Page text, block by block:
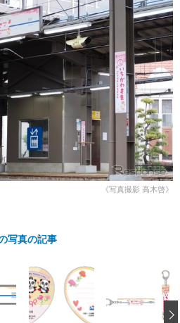
沖縄
愛車 File
ストップ！不具合修理＆粗悪修理
洗車
コーティング
防錆
カーメーカー「旧車」関連プロジェ
クト
《写真撮影 高木啓》
写真の記事